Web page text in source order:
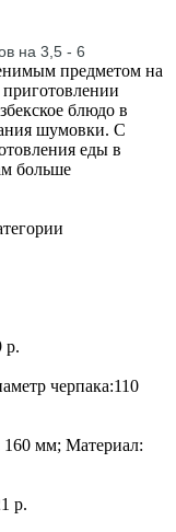
на 3,5 - 6
предметом на
блюдо в
шумовки. С
еды в
больше
р.
черпака:110
160 мм; Материал:
р.